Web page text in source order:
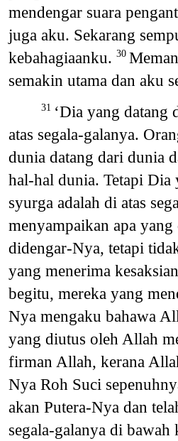
mendengar suara
juga aku. Sekarang
kebahagiaanku. 30
semakin utama dan aku
31 ‘Dia yang datang
atas segala-galanya.
dunia datang dari dunia
hal-hal dunia. Tetapi Dia
syurga adalah di atas
menyampaikan apa
didengar-Nya, tetapi
yang menerima
begitu, mereka yang
Nya mengaku bahawa
yang diutus oleh Allah
firman Allah, kerana
Nya Roh Suci
akan Putera-Nya dan
segala-galanya di bawah